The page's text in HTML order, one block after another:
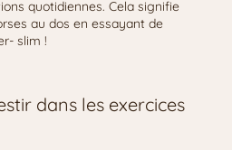
quotidiennes. Cela signifie
au dos en essayant de
slim !
dans les exercices